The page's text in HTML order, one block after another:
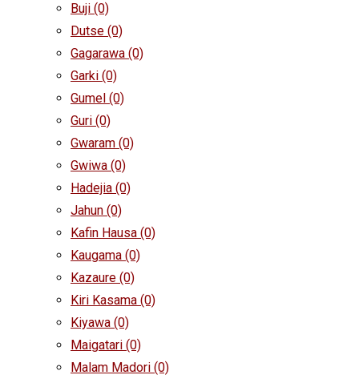
Buji (0)
Dutse (0)
Gagarawa (0)
Garki (0)
Gumel (0)
Guri (0)
Gwaram (0)
Gwiwa (0)
Hadejia (0)
Jahun (0)
Kafin Hausa (0)
Kaugama (0)
Kazaure (0)
Kiri Kasama (0)
Kiyawa (0)
Maigatari (0)
Malam Madori (0)